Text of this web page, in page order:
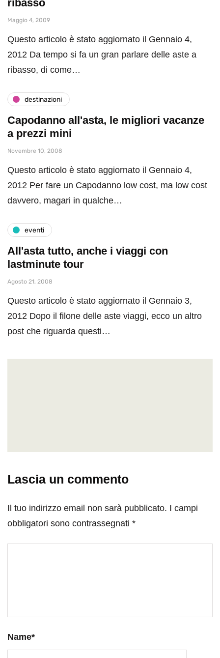
ribasso
Maggio 4, 2009
Questo articolo è stato aggiornato il Gennaio 4,
2012 Da tempo si fa un gran parlare delle aste a
ribasso, di come…
destinazioni
Capodanno all'asta, le migliori vacanze
a prezzi mini
Novembre 10, 2008
Questo articolo è stato aggiornato il Gennaio 4,
2012 Per fare un Capodanno low cost, ma low cost
davvero, magari in qualche…
eventi
All'asta tutto, anche i viaggi con
lastminute tour
Agosto 21, 2008
Questo articolo è stato aggiornato il Gennaio 3,
2012 Dopo il filone delle aste viaggi, ecco un altro
post che riguarda questi…
Lascia un commento
Il tuo indirizzo email non sarà pubblicato. I campi
obbligatori sono contrassegnati *
Name*